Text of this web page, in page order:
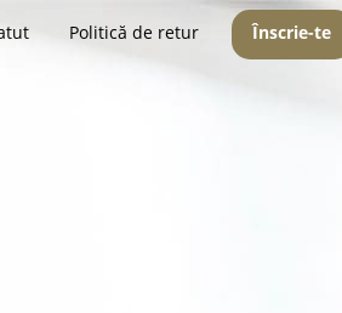
Politică de retur Înscrie-te